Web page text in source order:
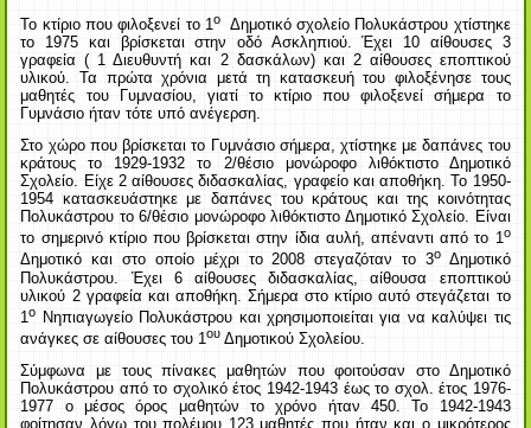
Το κτίριο που φιλοξενεί το 1ο
Δημοτικό σχολείο Πολυκάστρου χτίστηκε
το 1975 και βρίσκεται στην οδό Ασκληπιού. Έχει 10 αίθουσες 3
γραφεία ( 1 Διευθυντή και 2 δασκάλων) και 2 αίθουσες εποπτικού
υλικού. Τα πρώτα χρόνια μετά τη κατασκευή του φιλοξένησε τους
μαθητές του Γυμνασίου, γιατί το κτίριο που φιλοξενεί σήμερα το
Γυμνάσιο ήταν τότε υπό ανέγερση.
Στο χώρο που βρίσκεται το Γυμνάσιο σήμερα, χτίστηκε με δαπάνες του
κράτους το 1929-1932 το 2/θέσιο μονώροφο λιθόκτιστο Δημοτικό
Σχολείο. Είχε 2 αίθουσες διδασκαλίας, γραφείο και αποθήκη. Το 1950-
1954 κατασκευάστηκε με δαπάνες του κράτους και της κοινότητας
Πολυκάστρου το 6/θέσιο μονώροφο λιθόκτιστο Δημοτικό Σχολείο. Είναι
το σημερινό κτίριο που βρίσκεται στην ίδια αυλή, απέναντι από το 1ο
Δημοτικό και στο οποίο μέχρι το 2008 στεγαζόταν το 3οΔημοτικό
Πολυκάστρου. Έχει 6 αίθουσες διδασκαλίας, αίθουσα εποπτικού
υλικού 2 γραφεία και αποθήκη. Σήμερα στο κτίριο αυτό στεγάζεται το
1ο
Νηπιαγωγείο Πολυκάστρου και χρησιμοποιείται για να καλύψει τις
ανάγκες σε αίθουσες του 1ου Δημοτικού Σχολείου.
Σύμφωνα με τους πίνακες μαθητών που φοιτούσαν στο Δημοτικό
Πολυκάστρου από το σχολικό έτος 1942-1943 έως το σχολ. έτος 1976-
1977 ο μέσος όρος μαθητών το χρόνο ήταν 450. Το 1942-1943
φοίτησαν λόγω του πολέμου 123 μαθητές που ήταν και ο μικρότερος